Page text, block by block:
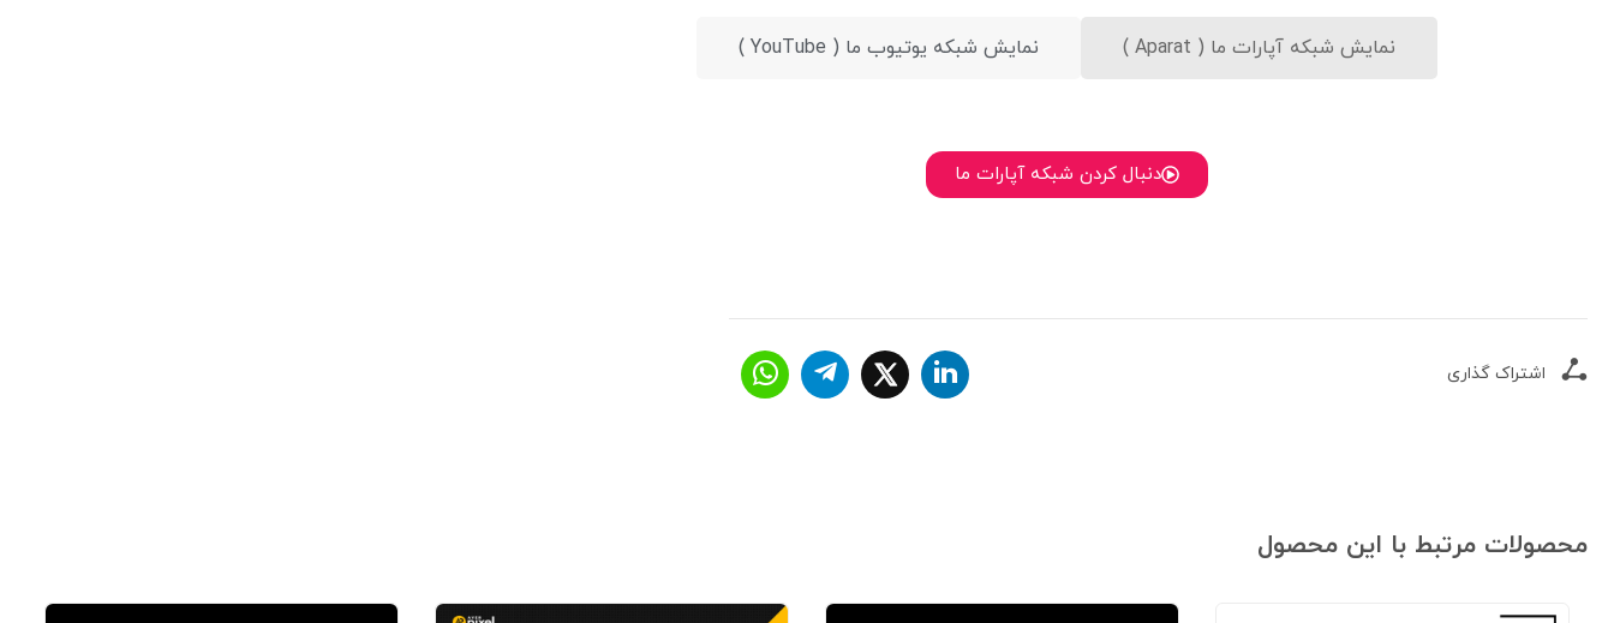
نمایش شبکه آپارات ما ( Aparat ) نمایش شبکه یوتیوب ما ( YouTube )
دنبال کردن شبکه آپارات ما
اشتراک گذاری
محصولات مرتبط با این محصول